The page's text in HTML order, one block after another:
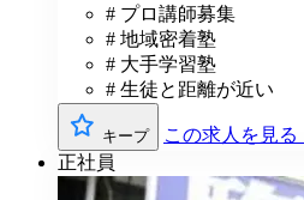
# プロ講師募集
# 地域密着塾
# 大手学習塾
# 生徒と距離が近い
キープ この求人を見る
正社員